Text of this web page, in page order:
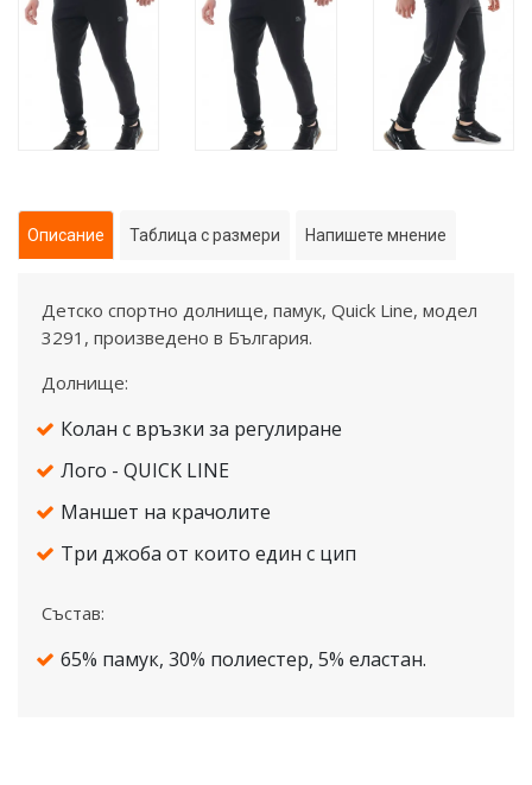
Описание Таблица с размери Напишете мнение
Детско спортно долнище, памук, Quick Line, модел
3291, произведено в България.
Долнище:
Колан с връзки за регулиране
Лого - QUICK LINE
Маншет на крачолите
Три джоба от които един с цип
Състав:
65% памук, 30% полиестер, 5% еластан.